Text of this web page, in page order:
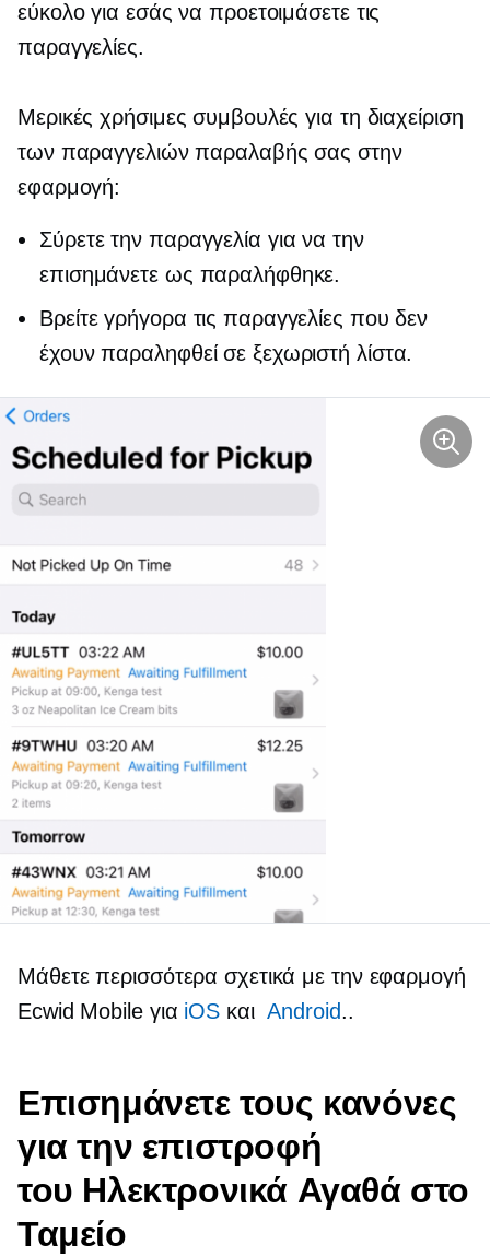
εύκολο για εσάς να προετοιμάσετε τις
παραγγελίες.
Μερικές χρήσιμες συμβουλές για τη διαχείριση
των παραγγελιών παραλαβής σας στην
εφαρμογή:
Σύρετε την παραγγελία για να την
επισημάνετε ως παραλήφθηκε.
Βρείτε γρήγορα τις παραγγελίες που δεν
έχουν παραληφθεί σε ξεχωριστή λίστα.
Μάθετε περισσότερα σχετικά με την εφαρμογή
Ecwid Mobile για iOS καιAndroid..
Επισημάνετε τους κανόνες
για την επιστροφή
του Ηλεκτρονικά Αγαθάστο
Ταμείο